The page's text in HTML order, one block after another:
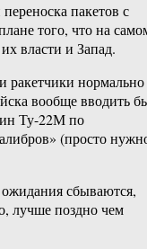
пакетов с
того, что на
власти и Запад.
ракетчики нормально
вообще вводить
Ту-22М по
(просто
сбываются,
лучше поздно чем